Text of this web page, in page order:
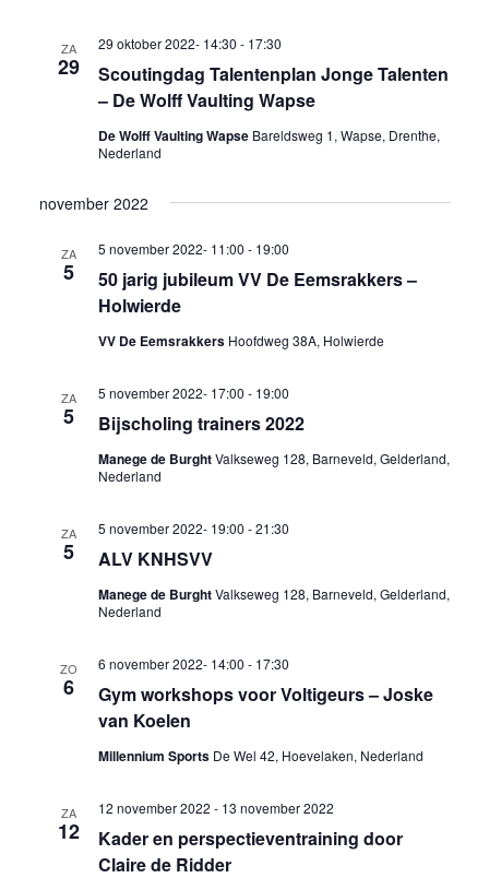
ZA
29
Scoutingdag Talentenplan Jonge Talenten
– De Wolff Vaulting Wapse
29 oktober 2022- 14:30 - 17:30
De Wolff Vaulting Wapse Bareldsweg 1, Wapse, Drenthe,
Nederland
november 2022
ZA
5
50 jarig jubileum VV De Eemsrakkers –
Holwierde
5 november 2022- 11:00 - 19:00
VV De Eemsrakkers Hoofdweg 38A, Holwierde
ZA
5 Bijscholing trainers 2022
5 november 2022- 17:00 - 19:00
Manege de BurghtValkseweg 128, Barneveld, Gelderland,
Nederland
ZA
5 ALV KNHSVV
5 november 2022- 19:00 -21:30
Manege de BurghtValkseweg 128, Barneveld, Gelderland,
Nederland
ZO
6
Gym workshops voor Voltigeurs – Joske
van Koelen
6 november 2022- 14:00 - 17:30
Millennium Sports De Wel 42, Hoevelaken, Nederland
ZA
12
Kader en perspectieventraining door
Claire de Ridder
12 november 2022 - 13 november 2022